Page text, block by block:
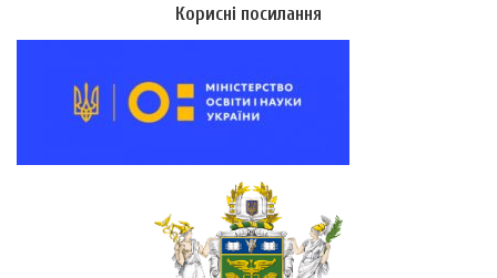
Корисні посилання